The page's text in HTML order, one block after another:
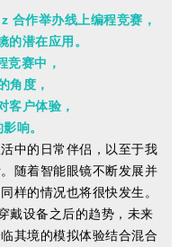
合作举办线上编程竞赛，
潜在应用。
竞赛中，
角度，
客户体验，
响。
中的日常伴侣，以至于我
随着智能眼镜不断发展并
样的情况也将很快发生。
戴设备之后的趋势，未来
其境的模拟体验结合混合